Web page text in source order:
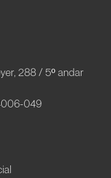
288 / 5º andar
049